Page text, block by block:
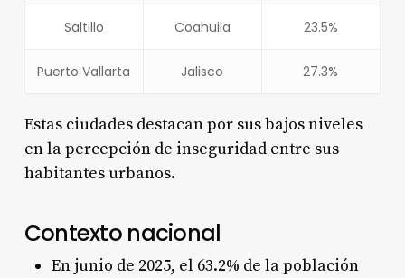
Saltillo Coahuila 23.5%
Puerto Vallarta Jalisco 27.3%
Estas ciudades destacan por sus bajos niveles
en la percepción de inseguridad entre sus
habitantes urbanos.
Contexto nacional
En junio de 2025, el 63.2% de la población